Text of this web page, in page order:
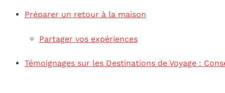
Préparer un retour à la maison
Partager vos expériences
Témoignages sur les Destinations de Voyage :